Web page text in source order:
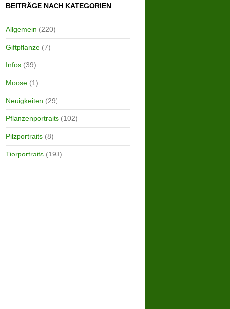
BEITRÄGE NACH KATEGORIEN
Allgemein (220)
Giftpflanze(7)
Infos(39)
Moose(1)
Neuigkeiten (29)
Pflanzenportraits(102)
Pilzportraits(8)
Tierportraits(193)